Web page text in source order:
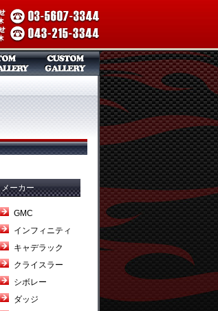
メーカー
GMC
インフィニティ
キャデラック
クライスラー
シボレー
ダッジ